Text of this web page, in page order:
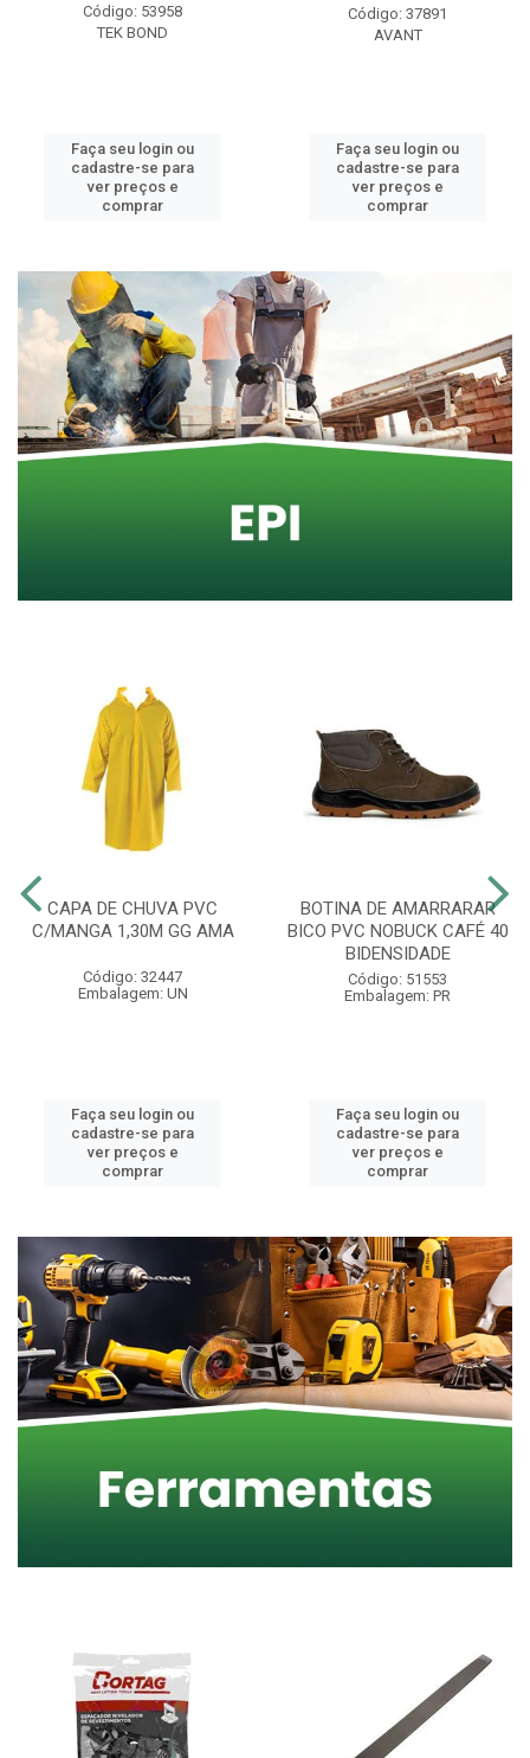
Código: 53958
TEK BOND
Faça seu login ou
cadastre-se para
ver preços e
comprar
Código: 37891
AVANT
Faça seu login ou
cadastre-se para
ver preços e
comprar
CAPA DE CHUVA PVC
C/MANGA 1,30M GG AMA
Código: 32447
Embalagem: UN
Faça seu login ou
cadastre-se para
ver preços e
comprar
BOTINA DE AMARRARAR
BICO PVC NOBUCK CAFÉ 40
BIDENSIDADE
Código: 51553
Embalagem: PR
Faça seu login ou
cadastre-se para
ver preços e
comprar